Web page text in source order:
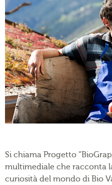
Si chiama Progetto
multimediale che racconta
curiosità del mondo di Bio